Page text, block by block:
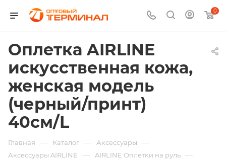
0
Оплетка AIRLINE
искусственная кожа,
женская модель
(черный/принт)
40см/L
Главная — Каталог — Аксессуары —
Аксессуары AIRLINE — AIRLINE Оплетки на руль —